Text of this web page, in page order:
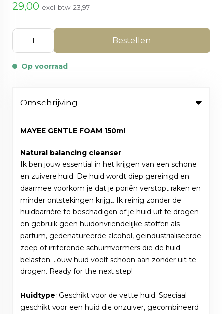
29,00 excl. btw: 23,97
Bestellen
Op voorraad
Omschrijving
MAYEE GENTLE FOAM 150ml
Natural balancing cleanser
Ik ben jouw essential in het krijgen van een schone
en zuivere huid. De huid wordt diep gereinigd en
daarmee voorkom je dat je poriën verstopt raken en
minder ontstekingen krijgt. Ik reinig zonder de
huidbarrière te beschadigen of je huid uit te drogen
en gebruik geen huidonvriendelijke stoffen als
parfum, gedenatureerde alcohol, geïndustrialiseerde
zeep of irriterende schuimvormers die de huid
belasten. Jouw huid voelt schoon aan zonder uit te
drogen. Ready for the next step!
Huidtype: Geschikt voor de vette huid. Speciaal
geschikt voor een huid die onzuiver, gecombineerd